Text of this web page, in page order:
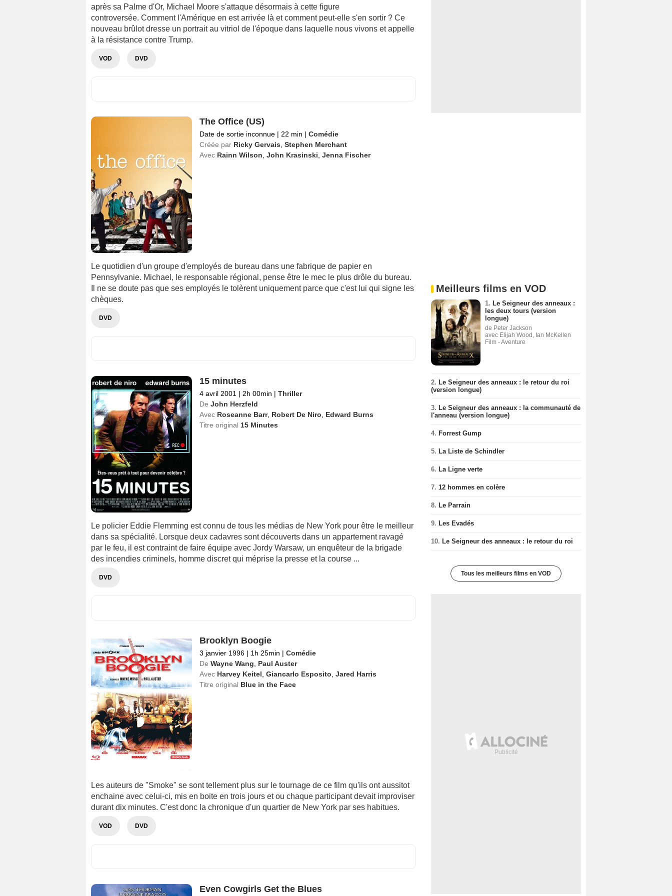
après sa Palme d'Or, Michael Moore s'attaque désormais à cette figure
controversée. Comment l'Amérique en est arrivée là et comment peut-elle s'en sortir ? Ce
nouveau brûlot dresse un portrait au vitriol de l'époque dans laquelle nous vivons et appelle
à la résistance contre Trump.
VOD DVD
The Office (US)
Date de sortie inconnue | 22 min | Comédie
Créée par Ricky Gervais Stephen Merchant
Avec Rainn Wilson John Krasinski Jenna Fischer
Le quotidien d'un groupe d'employés de bureau dans une fabrique de papier en
Pennsylvanie. Michael, le responsable régional, pense être le mec le plus drôle du bureau.
Il ne se doute pas que ses employés le tolèrent uniquement parce que c'est lui qui signe les
chèques.
DVD
15 minutes
4 avril 2001 | 2h 00min | Thriller
De John Herzfeld
Avec Roseanne Barr, Robert De Niro, Edward Burns
Titre original 15 Minutes
Le policier Eddie Flemming est connu de tous les médias de New York pour être le meilleur
dans sa spécialité. Lorsque deux cadavres sont découverts dans un appartement ravagé
par le feu, il est contraint de faire équipe avec Jordy Warsaw, un enquêteur de la brigade
des incendies criminels, homme discret qui méprise la presse et la course ...
DVD
Brooklyn Boogie
3 janvier 1996 | 1h 25min | Comédie
De Wayne Wang, Paul Auster
Avec Harvey Keitel, Giancarlo Esposito, Jared Harris
Titre original Blue in the Face
Les auteurs de "Smoke" se sont tellement plus sur le tournage de ce film qu'ils ont aussitot
enchaine avec celui-ci, mis en boite en trois jours et ou chaque participant devait improviser
durant dix minutes. C'est donc la chronique d'un quartier de New York par ses habitues.
VOD DVD
Even Cowgirls Get the Blues
Meilleurs films en VOD
1. Le Seigneur des anneaux :
les deux tours (version
longue)
de Peter Jackson
avec Elijah Wood, Ian McKellen
Film - Aventure
2. Le Seigneur des anneaux : le retour du roi
(version longue)
3. Le Seigneur des anneaux : la communauté de
l'anneau (version longue)
4. Forrest Gump
5. La Liste de Schindler
6. La Ligne verte
7. 12 hommes en colère
8. Le Parrain
9. Les Evadés
10. Le Seigneur des anneaux : le retour du roi
Tous les meilleurs films en VOD